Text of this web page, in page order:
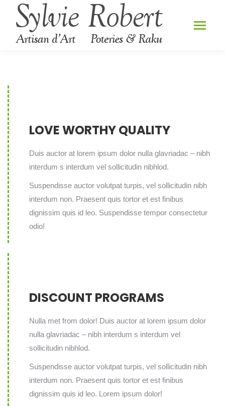
LOVE WORTHY QUALITY
Duis auctor at lorem ipsum dolor nulla glavriadac – nibh
interdum s interdum vel sollicitudin nibhlod.
Suspendisse auctor volutpat turpis, vel sollicitudin nibh
interdum non. Praesent quis tortor et est finibus
dignissim quis id leo. Suspendisse tempor consectetur
odio!
DISCOUNT PROGRAMS
Nulla met from dolor! Duis auctor at lorem ipsum dolor
nulla glavriadac – nibh interdum s interdum vel
sollicitudin nibhlod.
Suspendisse auctor volutpat turpis, vel sollicitudin nibh
interdum non. Praesent quis tortor et est finibus
dignissim quis id leo. Lorem ipsum dolor!